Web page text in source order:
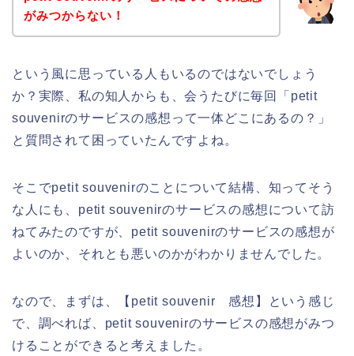
がみつからない！
という風に思っている人もいるのではないでしょう
か？実際、私の知人からも、会うたびに毎回「petit
souvenirのサービスの感想って一体どこにあるの？」
と質問されて困っていたんですよね。
そこでpetit souvenirのことについて結構、知ってそう
な人にも、petit souvenirのサービスの感想について訪
ねてみたのですが、petit souvenirのサービスの感想が
よいのか、それとも悪いのかがわかりませんでした。
なので、まずは、【petit souvenir 感想】という感じ
で、調べれば、petit souvenirのサービスの感想がみつ
けることができると考えました。